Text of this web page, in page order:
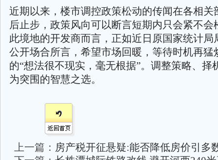
近期以来，楼市调控政策松动的传闻在各相关
后止步，政策风向可以断言短期内只会紧不会
此境地的开发商而言，正如近日原国家统计局
公开场合所言，希望市场回暖，等待时机再猛
的“想法很不现实，毫无根据”。调整策略、择
为突围的智慧之选。
上一篇： 房产税开征悬疑:能否降低房价引多